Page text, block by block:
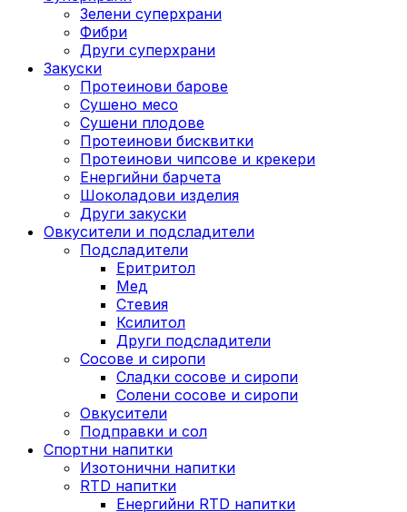
Зелени суперхрани
Фибри
Други суперхрани
3акуски
Протеинови бaрове
Сушено месо
Сушени плодове
Протеинови бисквитки
Протеинови чипсове и крекери
Енергийни барчета
Шоколадови изделия
Други закуски
Овкусители и подсладители
Подсладители
Еритритол
Мед
Стевия
Ксилитол
Други подсладители
Сосове и сиропи
Сладки сосове и сиропи
Солени сосове и сиропи
Овкусители
Подправки и сол
Спортни напитки
Изотонични напитки
RTD напитки
Енергийни RTD напитки